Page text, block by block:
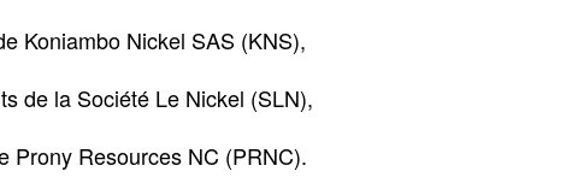
Koniambo Nickel SAS (KNS),
de la Société Le Nickel (SLN),
Prony Resources NC (PRNC).